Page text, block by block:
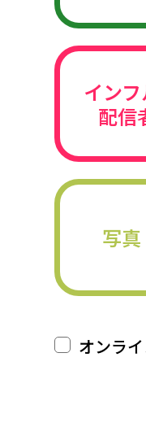
イン
配信
写
オンラ